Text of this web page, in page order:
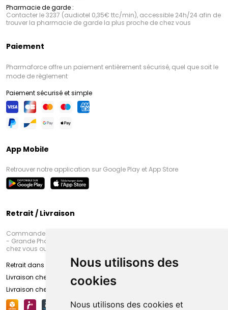
Nous utilisons des
cookies
Nous utilisons des cookies et
Pharmacie de garde :
Contacter le 3237 (audiotel 0,35€ ttc/min), accessible 24h/24 afin de
trouver la pharmacie de garde la plus proche de chez vous
Paiement
Pharmaforce offre un paiement entièrement sécurisé, quel que soit le
mode de règlement
Paiement sécurisé et simple
App Mobile
Retrouver notre application sur Google Play et App Store
Retrait / Livraison
Commandez en ligne et venez chercher votre commande à Amiens
- Grande Pharmacie d’Amiens (Fachon) ou recevez-là rapidement
chez vous ou en point retrait
Retrait dans la pharmacie d’Amiens
Livraison chez vous
Livraison chez votre commerçant